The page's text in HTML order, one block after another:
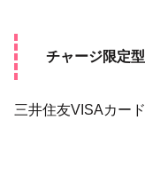
チャージ限定型
三井住友VISAカー